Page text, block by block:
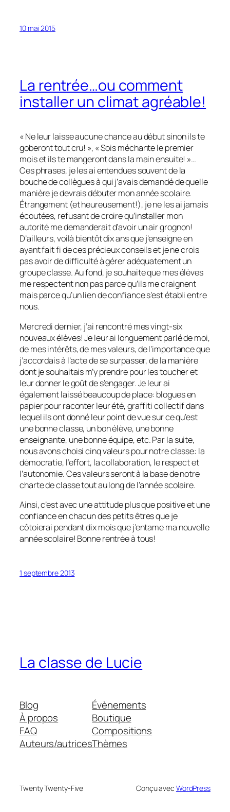
10 mai 2015
La rentrée…ou comment
installer un climat agréable!
« Ne leur laisse aucune chance au début sinon ils te
goberont tout cru! », « Sois méchante le premier
mois et ils te mangeront dans la main ensuite! »…
Ces phrases, je les ai entendues souvent de la
bouche de collègues à qui j’avais demandé de quelle
manière je devrais débuter mon année scolaire.
Étrangement (et heureusement!), je ne les ai jamais
écoutées, refusant de croire qu’installer mon
autorité me demanderait d’avoir un air grognon!
D’ailleurs, voilà bientôt dix ans que j’enseigne en
ayant fait fi de ces précieux conseils et je ne crois
pas avoir de difficulté à gérer adéquatement un
groupe classe. Au fond, je souhaite que mes élèves
me respectent non pas parce qu’ils me craignent
mais parce qu’un lien de confiance s’est établi entre
nous.
Mercredi dernier, j’ai rencontré mes vingt-six
nouveaux élèves! Je leur ai longuement parlé de moi,
de mes intérêts, de mes valeurs, de l’importance que
j’accordais à l’acte de se surpasser, de la manière
dont je souhaitais m’y prendre pour les toucher et
leur donner le goût de s’engager. Je leur ai
également laissé beaucoup de place: blogues en
papier pour raconter leur été, graffiti collectif dans
lequel ils ont donné leur point de vue sur ce qu’est
une bonne classe, un bon élève, une bonne
enseignante, une bonne équipe, etc. Par la suite,
nous avons choisi cinq valeurs pour notre classe: la
démocratie, l’effort, la collaboration, le respect et
l’autonomie. Ces valeurs seront à la base de notre
charte de classe tout au long de l’année scolaire.
Ainsi, c’est avec une attitude plus que positive et une
confiance en chacun des petits êtres que je
côtoierai pendant dix mois que j’entame ma nouvelle
année scolaire! Bonne rentrée à tous!
1 septembre 2013
La classe de Lucie
Blog
À propos
FAQ
Auteurs/autrices
Évènements
Boutique
Compositions
Thèmes
Twenty Twenty-Five Conçu avec WordPress